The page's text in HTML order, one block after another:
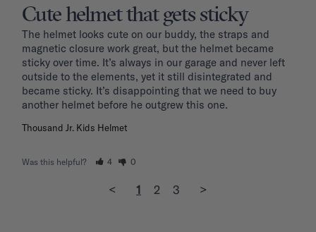
Cute helmet that gets sticky
The helmet looks cute on our buddy, the straps and
magnetic closure work great, but the helmet became
sticky over time. It’s always in our garage and never left
outside to the elements, yet it still disintegrated and
became sticky. It’s disappointing that we need to buy
another helmet before he outgrew this one.
Thousand Jr. Kids Helmet
Was this helpful? 4 0
< 1 2 3 >